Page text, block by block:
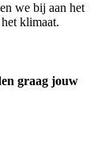
we bij aan het
klimaat.
graag jouw